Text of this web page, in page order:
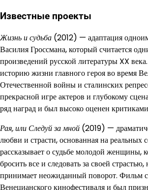
Известные проекты
Жизнь и судьба (2012) — адаптация
Василия Гроссмана, который считается
произведений русской литературы XX
историю жизни главного героя во время
Отечественной войны и сталинских
прекрасной игре актеров и глубокому
ряд наград и был высоко оценен
Рая, или Следуй за мной (2019) —
любви и страсти, основанная на реальных
рассказывает о судьбе молодой женщины,
бросить все и следовать за своей страстью,
принимает неожиданный поворот. Фильм
Венецианского кинофестиваля и был